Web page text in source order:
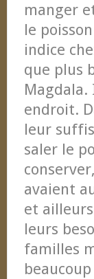
manger
le
indice
que plus
Magdala.
endroit.
leur
saler le
avaient
et
leurs
familles